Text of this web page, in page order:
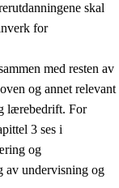
skal
for
med resten av
og annet relevant
lærebedrift. For
3 ses i
og
av undervisning og